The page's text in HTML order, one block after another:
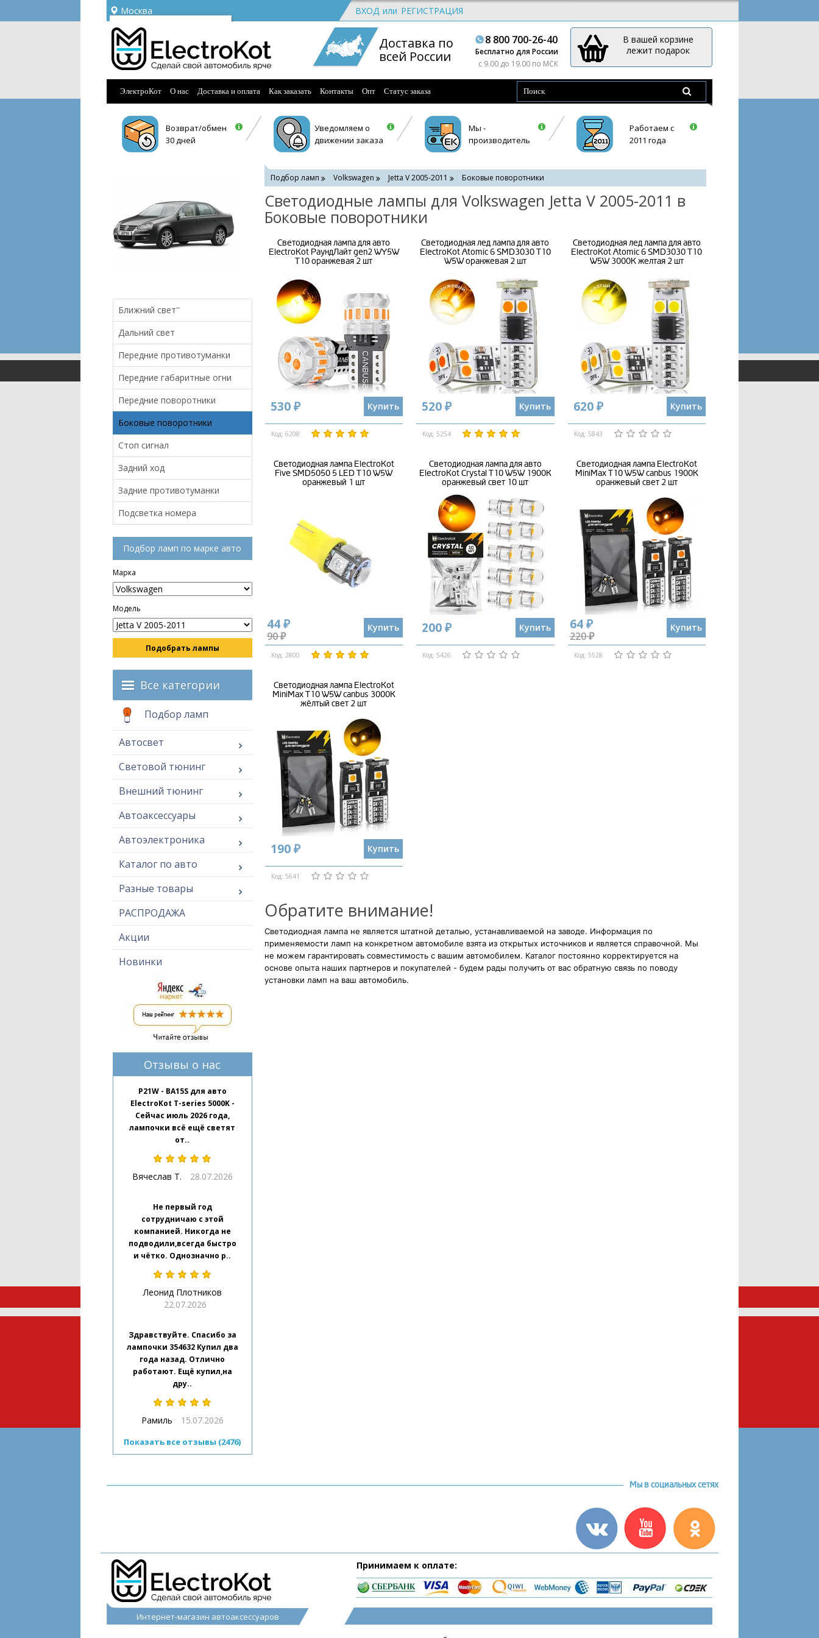
Москва
Ваш город —
Угадали?
ВХОД или РЕГИСТРАЦИЯ
Доставка по
всей России
8 800 700-26-40
Бесплатно для России
c 9.00 до 19.00 по МСК
В вашей корзине
лежит подарок
ЭлектроКот О нас Доставка и оплата Как заказать Контакты Опт Статус заказа
Возврат/обмен
30 дней
Уведомляем о
движении заказа
Мы -
производитель
Работаем с
2011 года
Ближний свет''
Дальний свет
Передние противотуманки
Передние габаритные огни
Передние поворотники
Боковые поворотники
Стоп сигнал
Задний ход
Задние противотуманки
Подсветка номера
Подбор ламп по марке авто
Марка
Модель
Подобрать лампы
Все категории
Подбор ламп
Автосвет
Световой тюнинг
Внешний тюнинг
Автоаксессуары
Автоэлектроника
Каталог по авто
Разные товары
РАСПРОДАЖА
Акции
Новинки
Отзывы о нас
P21W - BA15S для авто
ElectroKot T-series 5000K -
Сейчас июль 2026 года,
лампочки всё ещё светят
от..
Вячеслав Т. 28.07.2026
Не первый год
сотрудничаю с этой
компанией. Никогда не
подводили,всегда быстро
и чётко. Однозначно р..
Леонид Плотников
22.07.2026
Здравствуйте. Спасибо за
лампочки 354632 Купил два
года назад. Отлично
работают. Ещё купил,на
дру..
Рамиль 15.07.2026
Показать все отзывы (2476)
Подбор ламп Volkswagen Jetta V 2005-2011 Боковые поворотники
Светодиодные лампы для Volkswagen Jetta V 2005-2011 в
Боковые поворотники
Светодиодная лампа для авто
ElectroKot РаундЛайт gen2 WY5W
T10 оранжевая 2 шт
530 ₽ Купить
Код: 6208
Светодиодная лед лампа для авто
ElectroKot Atomic 6 SMD3030 T10
W5W оранжевая 2 шт
520 ₽ Купить
Код: 5254
Светодиодная лед лампа для авто
ElectroKot Atomic 6 SMD3030 T10
W5W 3000K желтая 2 шт
620 ₽ Купить
Код: 5843
Cветодиодная лампа ElectroKot
Five SMD5050 5 LED T10 W5W
оранжевый 1 шт
44 ₽
90 ₽
Купить
Код: 2800
Светодиодная лампа для авто
ElectroKot Crystal T10 W5W 1900K
оранжевый свет 10 шт
200 ₽ Купить
Код: 5426
Светодиодная лампа ElectroKot
MiniMax T10 W5W canbus 1900K
оранжевый свет 2 шт
64 ₽
220 ₽
Купить
Код: 5528
Светодиодная лампа ElectroKot
MiniMax T10 W5W canbus 3000K
жёлтый свет 2 шт
190 ₽ Купить
Код: 5641
Обратите внимание!
Светодиодная лампа не является штатной деталью, устанавливаемой на заводе. Информация по
применяемости ламп на конкретном автомобиле взята из открытых источников и является справочной. Мы
не можем гарантировать совместимость с вашим автомобилем. Каталог постоянно корректируется на
основе опыта наших партнеров и покупателей - будем рады получить от вас обратную связь по поводу
установки ламп на ваш автомобиль.
Мы в социальных сетях
Интернет-магазин автоаксессуаров
Принимаем к оплате: